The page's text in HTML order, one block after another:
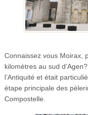
Connaissez vous Moirax,
kilomètres au sud
l’Antiquité et était
étape principale des
Compostelle.